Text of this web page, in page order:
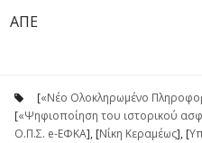
AΠΕ
[«Νέο Ολοκληρωμένο
[«Ψηφιοποίηση του ιστορικού
Ο.Π.Σ. e-ΕΦΚΑ], [Νίκη Κεραμέως], [